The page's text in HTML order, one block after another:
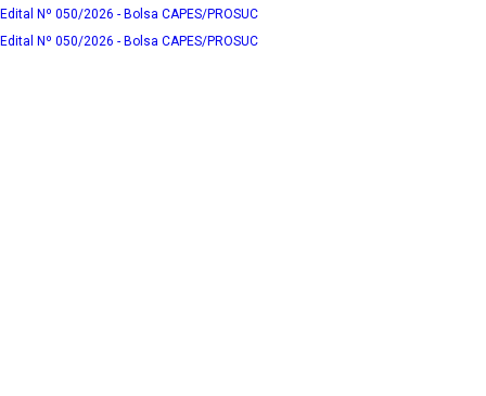
Edital Nº 050/2026 - Bolsa CAPES/PROSUC
Edital Nº 050/2026 - Bolsa CAPES/PROSUC